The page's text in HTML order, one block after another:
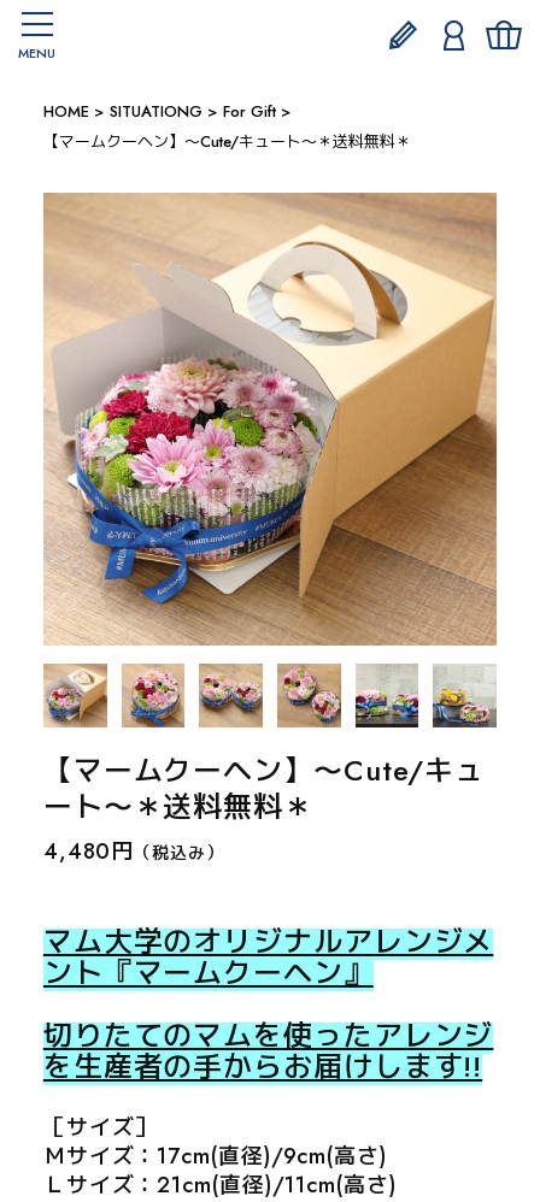
MENU
HOME SITUATIONG
For Gift
【マームクーヘン】～Cute/キュート～＊送料無料＊
【マームクーヘン】～Cute/キュ
ート～＊送料無料＊
4,480円 （税込み）
マム大学のオリジナルアレンジメ
ント『マームクーヘン』
切りたてのマムを使ったアレンジ
を生産者の手からお届けします!!
［サイズ］
Ｍサイズ：17cm(直径)/9cm(高さ)
Ｌサイズ：21cm(直径)/11cm(高さ)